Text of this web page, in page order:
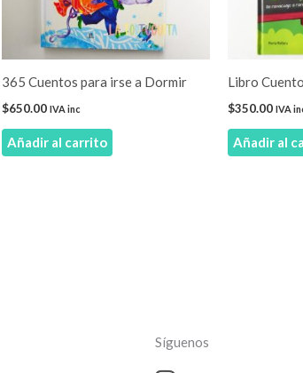
365 Cuentos para irse a Dormir
$650.00 IVA inc
Añadir al carrito
Libro
$350.00 IVA
Añadir al
Síguenos